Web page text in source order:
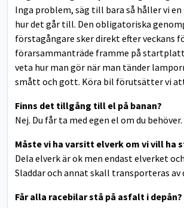
Inga problem, säg till bara så håller vi
hur det går till. Den obligatoriska
förstagångare sker direkt efter veckans
förarsammanträde framme på
veta hur man gör när man tänder
smått och gott. Köra bil förutsätter vi att
Finns det tillgång till el på banan?
Nej. Du får ta med egen el om du behöver.
Måste vi ha varsitt elverk om vi vill ha
Dela elverk är ok men endast elverket
Sladdar och annat skall transporteras av
Får alla racebilar stå på asfalt i depån?